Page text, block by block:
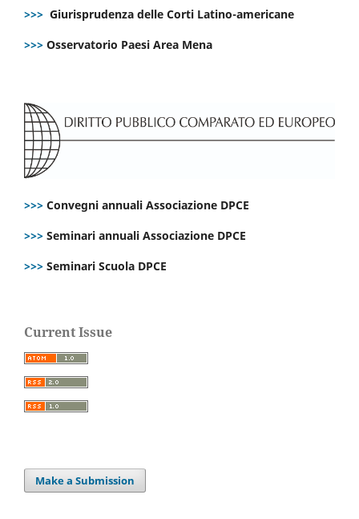
>>> Giurisprudenza delle Corti Latino-americane
>>> Osservatorio Paesi Area Mena
>>> Convegni annuali Associazione DPCE
>>> Seminari annuali Associazione DPCE
>>> Seminari Scuola DPCE
Current Issue
Make a Submission